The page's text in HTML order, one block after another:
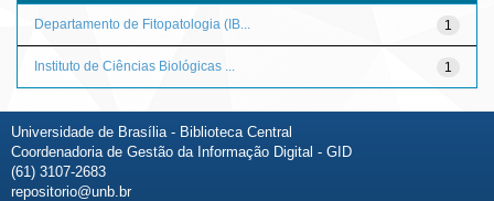
1
Departamento de Fitopatologia (IB...
1
Instituto de Ciências Biológicas ...
Universidade de Brasília - Biblioteca Central
Coordenadoria de Gestão da Informação Digital - GID
(61) 3107-2683
repositorio@unb.br